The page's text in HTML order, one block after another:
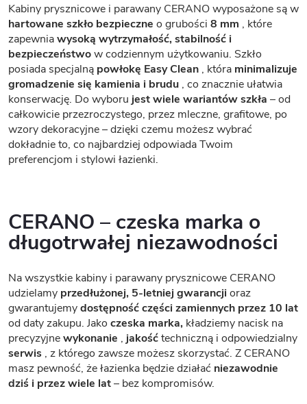
Kabiny prysznicowe i parawany CERANO wyposażone są w
hartowane szkło bezpieczne o grubości 8 mm , które
zapewniawysoką wytrzymałość, stabilność i
bezpieczeństwow codziennym użytkowaniu. Szkło
posiada specjalną powłokę Easy Clean , która minimalizuje
gromadzenie się kamienia i brudu , co znacznie ułatwia
konserwację. Do wyboru jest wiele wariantów szkła – od
całkowicie przezroczystego, przez mleczne, grafitowe, po
wzory dekoracyjne – dzięki czemu możesz wybrać
dokładnie to, co najbardziej odpowiada Twoim
preferencjom i stylowi łazienki.
CERANO – czeska marka o
długotrwałej niezawodności
Na wszystkie kabiny i parawany prysznicowe CERANO
udzielamy przedłużonej, 5-letniej gwarancjioraz
gwarantujemydostępność części zamiennych przez 10 lat
od daty zakupu. Jako czeska marka, kładziemy nacisk na
precyzyjnewykonanie , jakośćtechniczną i odpowiedzialny
serwis , z którego zawsze możesz skorzystać. Z CERANO
masz pewność, że łazienka będzie działać niezawodnie
dziś i przez wiele lat– bez kompromisów.